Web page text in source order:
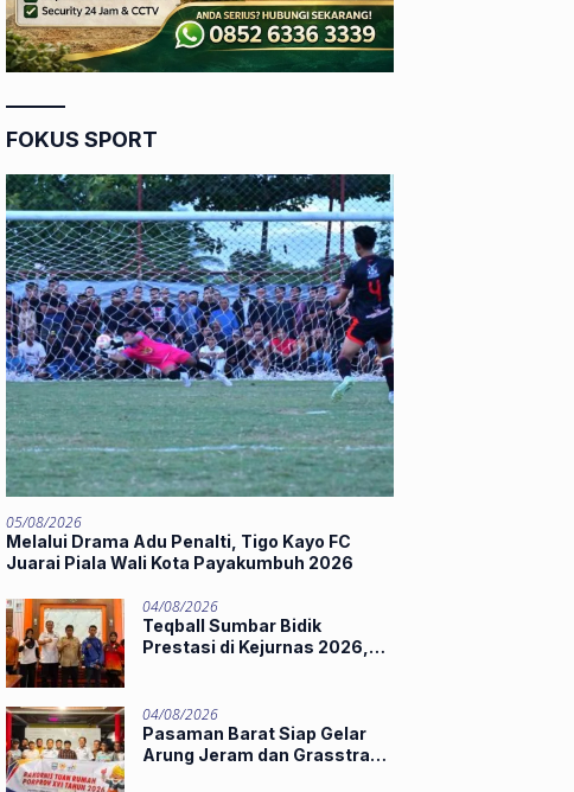
FOKUS SPORT
05/08/2026
Melalui Drama Adu Penalti, Tigo Kayo FC
Juarai Piala Wali Kota Payakumbuh 2026
04/08/2026
Teqball Sumbar Bidik
Prestasi di Kejurnas 2026,
04/08/2026
Pasaman Barat Siap Gelar
Arung Jeram dan Grasstrack